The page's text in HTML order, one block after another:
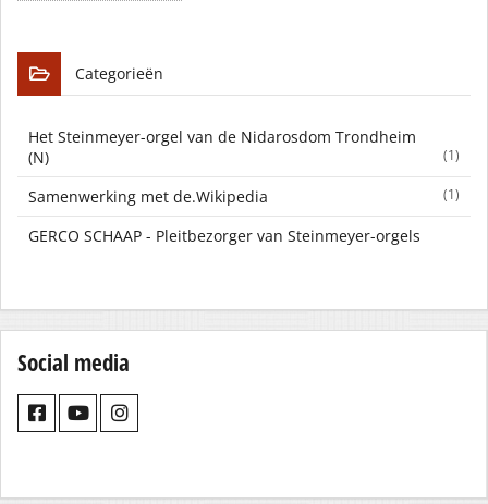
Categorieën
Het Steinmeyer-orgel van de Nidarosdom Trondheim
(N)
(1)
Samenwerking met de.Wikipedia (1)
GERCO SCHAAP - Pleitbezorger van Steinmeyer-orgels
Social media